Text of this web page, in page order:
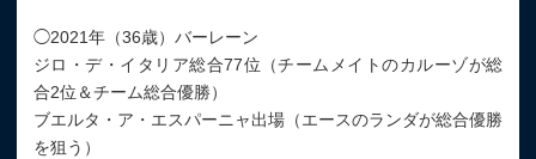
◯2021年（36歳）バーレーン
ジロ・デ・イタリア総合77位（チームメイトのカルーゾが総
合2位＆チーム総合優勝）
ブエルタ・ア・エスパーニャ出場（エースのランダが総合優勝
を狙う）